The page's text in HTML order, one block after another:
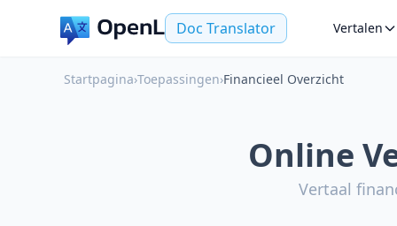
Doc Translator Vertalen
Startpagina›Toepassingen›Financieel Overzicht
Online
Vertaal